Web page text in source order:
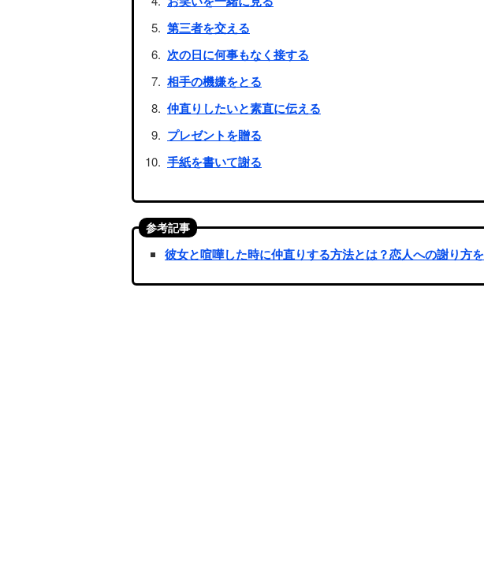
第三者を交える
次の日に何事もなく接する
相手の機嫌をとる
仲直りしたいと素直に伝える
プレゼントを贈る
手紙を書いて謝る
参考記事
彼女と喧嘩した時に仲直りする方法とは？恋人への謝り方